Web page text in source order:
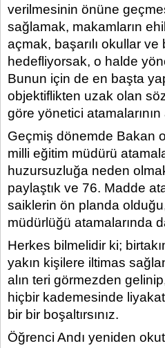
verilmesinin önüne
sağlamak, makamların
açmak, başarılı okullar ve
hedefliyorsak, o halde
Bunun için de en başta
objektiflikten uzak olan
göre yönetici atamalarının
Geçmiş dönemde Bakan
milli eğitim müdürü
huzursuzluğa neden
paylaştık ve 76. Madde
saiklerin ön planda
müdürlüğü atamalarında
Herkes bilmelidir ki;
yakın kişilere iltimas
alın teri görmezden
hiçbir kademesinde
bir bir boşaltırsınız.
Öğrenci Andı yeniden